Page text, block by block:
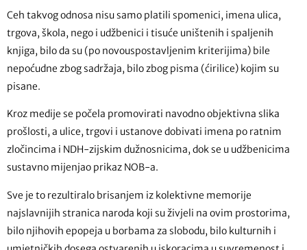
Ceh takvog odnosa nisu samo platili spomenici, imena ulica,
trgova, škola, nego i udžbenici i tisuće uništenih i spaljenih
knjiga, bilo da su (po novouspostavljenim kriterijima) bile
nepoćudne zbog sadržaja, bilo zbog pisma (ćirilice) kojim su
pisane.
Kroz medije se počela promovirati navodno objektivna slika
prošlosti, a ulice, trgovi i ustanove dobivati imena po ratnim
zločincima i NDH-zijskim dužnosnicima, dok se u udžbenicima
sustavno mijenjao prikaz NOB-a.
Sve je to rezultiralo brisanjem iz kolektivne memorije
najslavnijih stranica naroda koji su živjeli na ovim prostorima,
bilo njihovih epopeja u borbama za slobodu, bilo kulturnih i